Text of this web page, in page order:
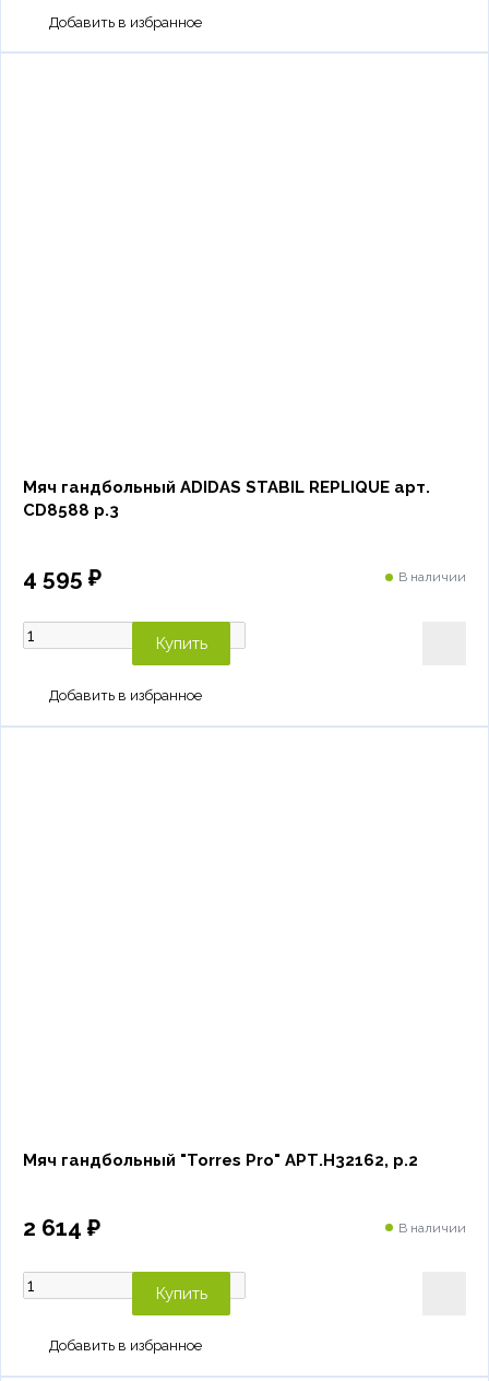
Мяч гандбольный ADIDAS STABIL REPLIQUE арт.
CD8588 р.3
4 595 ₽ В наличии
Купить
Мяч гандбольный "Torres Pro" АРТ.H32162, р.2
2 614 ₽ В наличии
Купить